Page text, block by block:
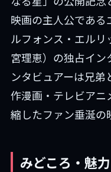
映画の主人公であ
ルフォンス・エル
宮理恵）の独占イン
ンタビュアーは兄
作漫画・テレビアニ
縮したファン垂涎の
みどころ・魅力